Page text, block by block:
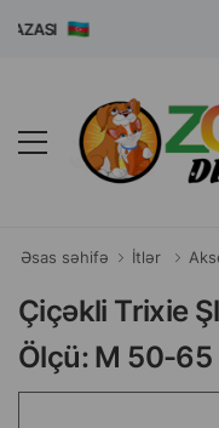
Əsas səhifə İtlər
Çiçəkli Trixie
Ölçü: M 50-65